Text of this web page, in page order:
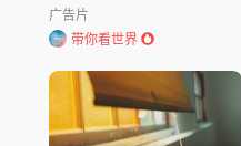
广告片
带你看世界